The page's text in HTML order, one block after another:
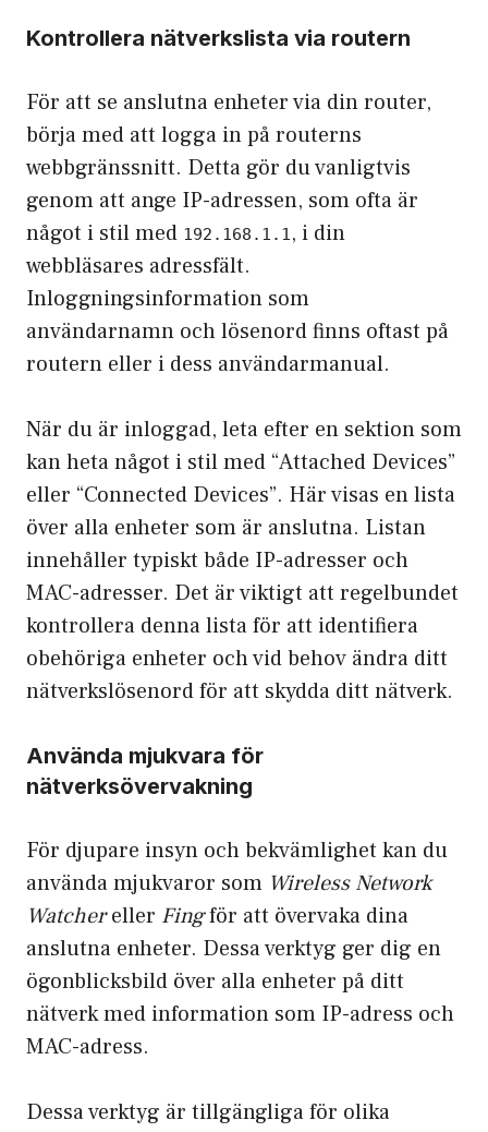
Kontrollera nätverkslista via routern
För att se anslutna enheter via din router,
börja med att logga in på routerns
webbgränssnitt. Detta gör du vanligtvis
genom att ange IP-adressen, som ofta är
något i stil med 192.168.1.1, i din
webbläsares adressfält.
Inloggningsinformation som
användarnamn och lösenord finns oftast på
routern eller i dess användarmanual.
När du är inloggad, leta efter en sektion som
kan heta något i stil med “Attached Devices”
eller “Connected Devices”. Här visas en lista
över alla enheter som är anslutna. Listan
innehåller typiskt både IP-adresser och
MAC-adresser. Det är viktigt att regelbundet
kontrollera denna lista för att identifiera
obehöriga enheter och vid behov ändra ditt
nätverkslösenord för att skydda ditt nätverk.
Använda mjukvara för
nätverksövervakning
För djupare insyn och bekvämlighet kan du
använda mjukvaror som Wireless Network
Watchereller Fingför att övervaka dina
anslutna enheter. Dessa verktyg ger dig en
ögonblicksbild över alla enheter på ditt
nätverk med information som IP-adress och
MAC-adress.
Dessa verktyg är tillgängliga för olika